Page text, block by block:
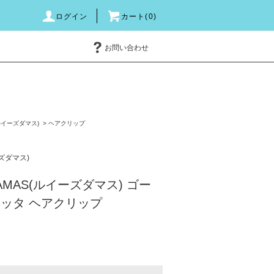
ログイン カート(0)
お問い合わせ
ーズダマス) > ヘアクリップ
ダマス)
ルイーズダマス) ゴー
タ ヘアクリップ